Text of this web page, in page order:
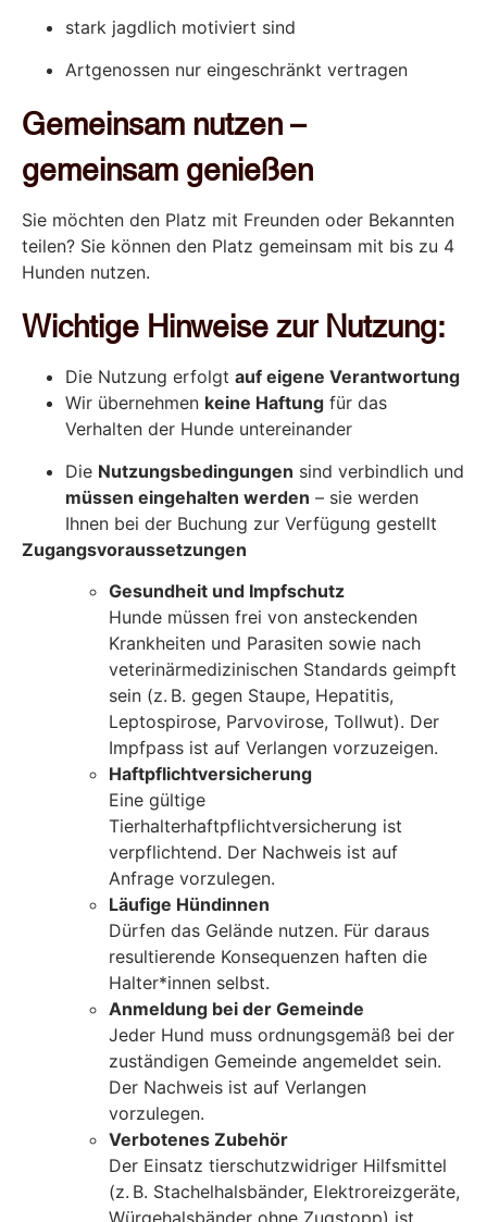
stark jagdlich motiviert sind
Artgenossen nur eingeschränkt vertragen
Gemeinsam nutzen –
gemeinsam genießen
Sie möchten den Platz mit Freunden oder Bekannten
teilen? Sie können den Platz gemeinsam mit bis zu 4
Hunden nutzen.
Wichtige Hinweise zur Nutzung:
Die Nutzung erfolgt auf eigene Verantwortung
Wir übernehmen keine Haftung für das
Verhalten der Hunde untereinander
Die Nutzungsbedingungen sind verbindlich und
müssen eingehalten werden – sie werden
Ihnen bei der Buchung zur Verfügung gestellt
Zugangsvoraussetzungen
Gesundheit und Impfschutz
Hunde müssen frei von ansteckenden
Krankheiten und Parasiten sowie nach
veterinärmedizinischen Standards geimpft
sein (z. B. gegen Staupe, Hepatitis,
Leptospirose, Parvovirose, Tollwut). Der
Impfpass ist auf Verlangen vorzuzeigen.
Haftpflichtversicherung
Eine gültige
Tierhalterhaftpflichtversicherung ist
verpflichtend. Der Nachweis ist auf
Anfrage vorzulegen.
Läufige Hündinnen
Dürfen das Gelände nutzen. Für daraus
resultierende Konsequenzen haften die
Halter*innen selbst.
Anmeldung bei der Gemeinde
Jeder Hund muss ordnungsgemäß bei der
zuständigen Gemeinde angemeldet sein.
Der Nachweis ist auf Verlangen
vorzulegen.
Verbotenes Zubehör
Der Einsatz tierschutzwidriger Hilfsmittel
(z. B. Stachelhalsbänder, Elektroreizgeräte,